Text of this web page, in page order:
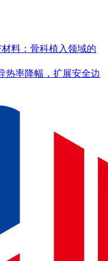
料：骨科植入领域的
热率降幅，扩展安全边